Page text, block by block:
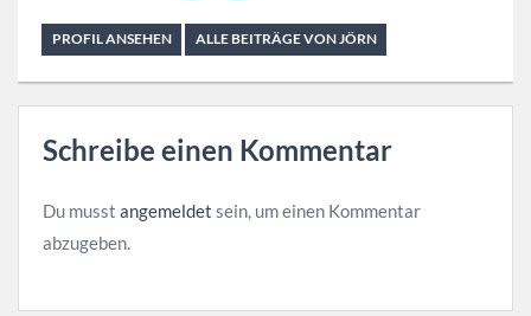
PROFIL ANSEHEN ALLE BEITRÄGE VON JÖRN
Schreibe einen Kommentar
Du musst angemeldet sein, um einen Kommentar
abzugeben.